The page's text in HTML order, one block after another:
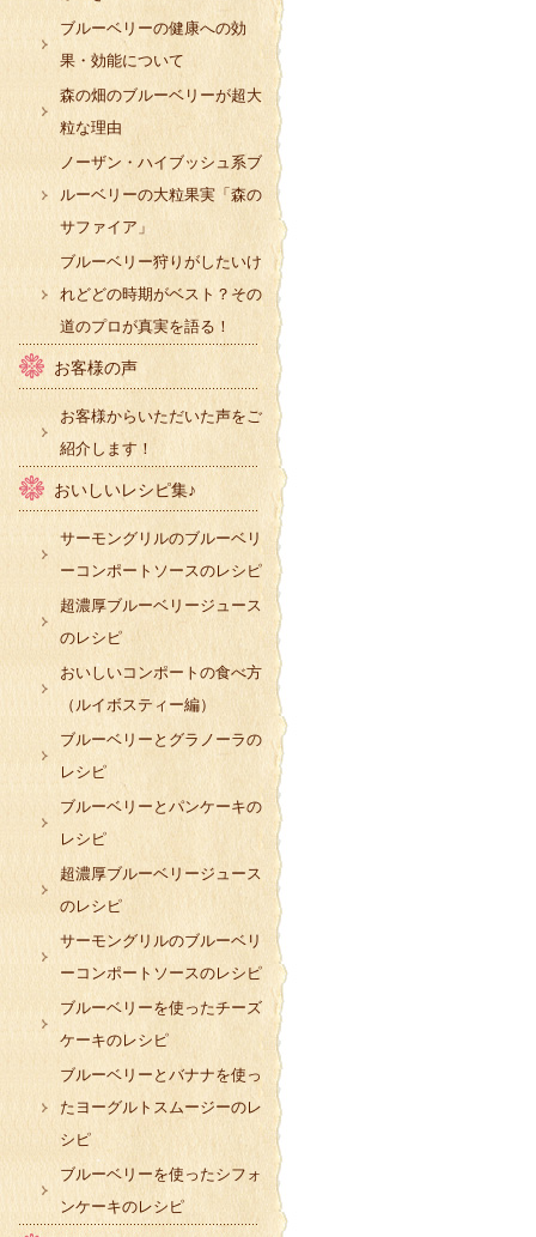
ブルーベリーの健康への効
果・効能について
森の畑のブルーベリーが超大
粒な理由
ノーザン・ハイブッシュ系ブ
ルーベリーの大粒果実「森の
サファイア」
ブルーベリー狩りがしたいけ
れどどの時期がベスト？その
道のプロが真実を語る！
お客様の声
お客様からいただいた声をご
紹介します！
おいしいレシピ集♪
サーモングリルのブルーベリ
ーコンポートソースのレシピ
超濃厚ブルーベリージュース
のレシピ
おいしいコンポートの食べ方
（ルイボスティー編）
ブルーベリーとグラノーラの
レシピ
ブルーベリーとパンケーキの
レシピ
超濃厚ブルーベリージュース
のレシピ
サーモングリルのブルーベリ
ーコンポートソースのレシピ
ブルーベリーを使ったチーズ
ケーキのレシピ
ブルーベリーとバナナを使っ
たヨーグルトスムージーのレ
シピ
ブルーベリーを使ったシフォ
ンケーキのレシピ